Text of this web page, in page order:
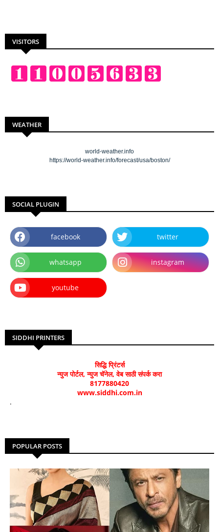
VISITORS
WEATHER
world-weather.info
https://world-weather.info/forecast/usa/boston/
SOCIAL PLUGIN
facebook twitter
whatsapp instagram
youtube
SIDDHI PRINTERS
सिद्धि प्रिंटर्स
न्युज पोर्टल, न्युज चॅनेल, वेब साठी संपर्क करा
8177880420
www.siddhi.com.in
.
POPULAR POSTS